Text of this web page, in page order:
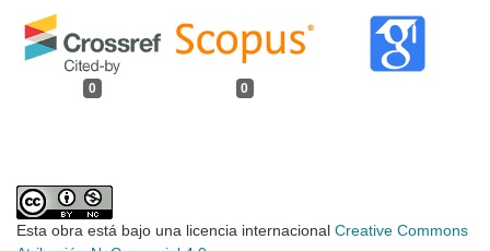
0 0
Esta obra está bajo una licencia internacional Creative Commons